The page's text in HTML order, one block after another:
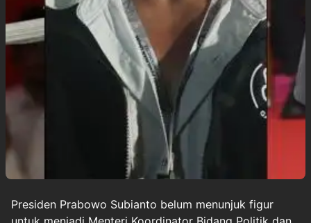
Presiden Prabowo Subianto belum menunjuk figur